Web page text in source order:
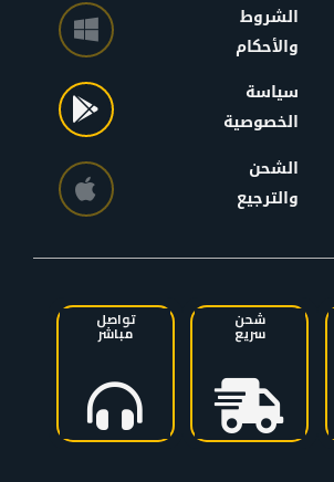
الشروط
والأحكام
سياسة
الخصوصية
الشحن
والترجيع
شحن
سريع
تواصل
مباشر